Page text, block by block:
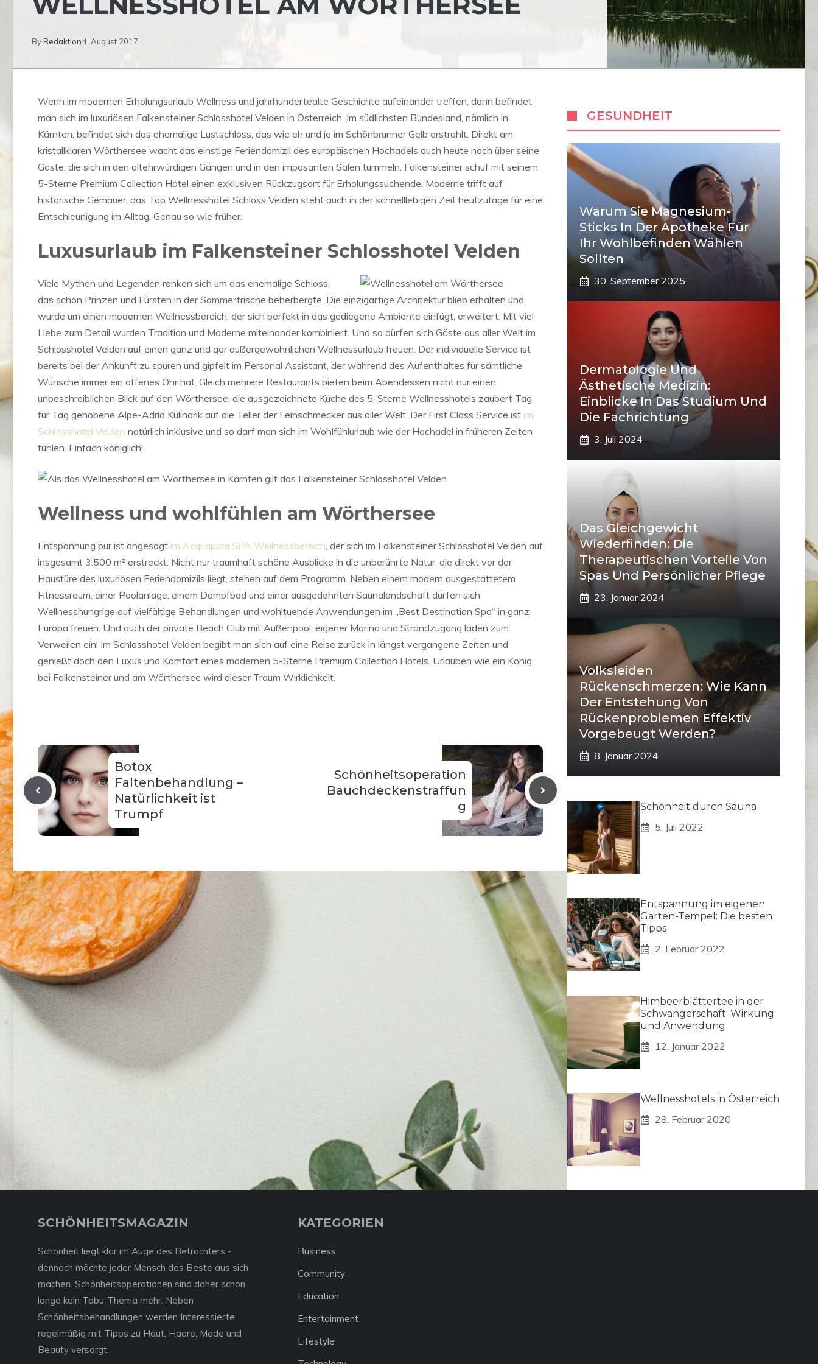
By Redaktion4. August 2017
Wenn im modernen Erholungsurlaub Wellness und jahrhundertealte Geschichte aufeinander treffen, dann befindet
man sich im luxuriösen Falkensteiner Schlosshotel Velden in Österreich. Im südlichsten Bundesland, nämlich in
Kärnten, befindet sich das ehemalige Lustschloss, das wie eh und je im Schönbrunner Gelb erstrahlt. Direkt am
kristallklaren Wörthersee wacht das einstige Feriendomizil des europäischen Hochadels auch heute noch über seine
Gäste, die sich in den altehrwürdigen Gängen und in den imposanten Sälen tummeln. Falkensteiner schuf mit seinem
5-Sterne Premium Collection Hotel einen exklusiven Rückzugsort für Erholungssuchende. Moderne trifft auf
historische Gemäuer, das Top Wellnesshotel Schloss Velden steht auch in der schnelllebigen Zeit heutzutage für eine
Entschleunigung im Alltag. Genau so wie früher.
Luxusurlaub im Falkensteiner Schlosshotel Velden
Viele Mythen und Legenden ranken sich um das ehemalige Schloss,
das schon Prinzen und Fürsten in der Sommerfrische beherbergte. Die einzigartige Architektur blieb erhalten und
wurde um einen modernen Wellnessbereich, der sich perfekt in das gediegene Ambiente einfügt, erweitert. Mit viel
Liebe zum Detail wurden Tradition und Moderne miteinander kombiniert. Und so dürfen sich Gäste aus aller Welt im
Schlosshotel Velden auf einen ganz und gar außergewöhnlichen Wellnessurlaub freuen. Der individuelle Service ist
bereits bei der Ankunft zu spüren und gipfelt im Personal Assistant, der während des Aufenthaltes für sämtliche
Wünsche immer ein offenes Ohr hat. Gleich mehrere Restaurants bieten beim Abendessen nicht nur einen
unbeschreiblichen Blick auf den Wörthersee, die ausgezeichnete Küche des 5-Sterne Wellnesshotels zaubert Tag
für Tag gehobene Alpe-Adria Kulinarik auf die Teller der Feinschmecker aus aller Welt. Der First Class Service ist im
Schlosshotel Velden natürlich inklusive und so darf man sich im Wohlfühlurlaub wie der Hochadel in früheren Zeiten
fühlen. Einfach königlich!
Wellness und wohlfühlen am Wörthersee
Entspannung pur ist angesagt im Acquapura SPA Wellnessbereich, der sich im Falkensteiner Schlosshotel Velden auf
insgesamt 3.500 m² erstreckt. Nicht nur traumhaft schöne Ausblicke in die unberührte Natur, die direkt vor der
Haustüre des luxuriösen Feriendomizils liegt, stehen auf dem Programm. Neben einem modern ausgestattetem
Fitnessraum, einer Poolanlage, einem Dampfbad und einer ausgedehnten Saunalandschaft dürfen sich
Wellnesshungrige auf vielfältige Behandlungen und wohltuende Anwendungen im „Best Destination Spa“ in ganz
Europa freuen. Und auch der private Beach Club mit Außenpool, eigener Marina und Strandzugang laden zum
Verweilen ein! Im Schlosshotel Velden begibt man sich auf eine Reise zurück in längst vergangene Zeiten und
genießt doch den Luxus und Komfort eines modernen 5-Sterne Premium Collection Hotels. Urlauben wie ein König,
bei Falkensteiner und am Wörthersee wird dieser Traum Wirklichkeit.
Botox
Faltenbehandlung –
Natürlichkeit ist
Trumpf
Schönheitsoperation
Bauchdeckenstraffun
g
GESUNDHEIT
Warum Sie Magnesium-
Sticks In Der Apotheke Für
Ihr Wohlbefinden Wählen
Sollten
30. September 2025
Dermatologie Und
Ästhetische Medizin:
Einblicke In Das Studium Und
Die Fachrichtung
3. Juli 2024
Das Gleichgewicht
Wiederfinden: Die
Therapeutischen Vorteile Von
Spas Und Persönlicher Pflege
23. Januar 2024
Volksleiden
Rückenschmerzen: Wie Kann
Der Entstehung Von
Rückenproblemen Effektiv
Vorgebeugt Werden?
8. Januar 2024
Schönheit durch Sauna
5. Juli 2022
Entspannung im eigenen
Garten-Tempel: Die besten
Tipps
2. Februar 2022
Himbeerblättertee in der
Schwangerschaft: Wirkung
und Anwendung
12. Januar 2022
Wellnesshotels in Österreich
28. Februar 2020
SCHÖNHEITSMAGAZIN
Schönheit liegt klar im Auge des Betrachters -
dennoch möchte jeder Mensch das Beste aus sich
machen. Schönheitsoperationen sind daher schon
lange kein Tabu-Thema mehr. Neben
Schönheitsbehandlungen werden Interessierte
regelmäßig mit Tipps zu Haut, Haare, Mode und
Beauty versorgt.
KATEGORIEN
Business
Community
Education
Entertainment
Lifestyle